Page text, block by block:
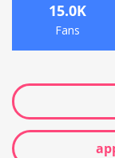
15.0K
Fans